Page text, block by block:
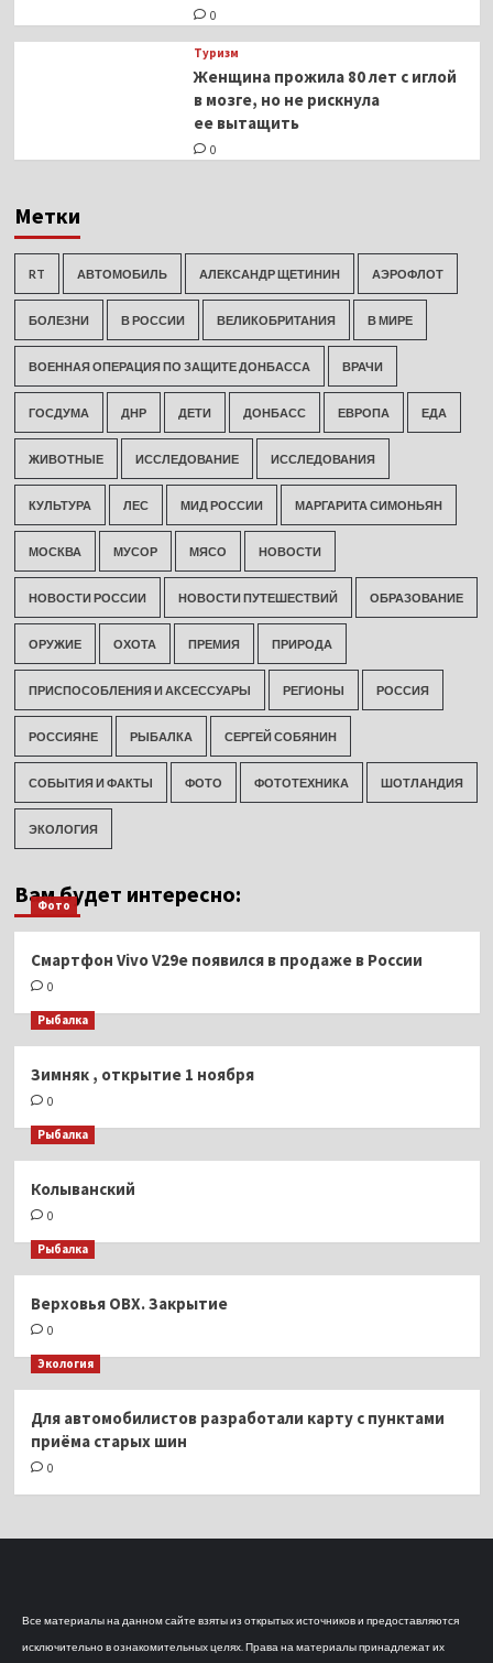
0
Туризм
Женщина прожила 80 лет с иглой
в мозге, но не рискнула
ее вытащить
0
Метки
RT АВТОМОБИЛЬ АЛЕКСАНДР ЩЕТИНИН АЭРОФЛОТ
БОЛЕЗНИ В РОССИИ ВЕЛИКОБРИТАНИЯ В МИРЕ
ВОЕННАЯ ОПЕРАЦИЯ ПО ЗАЩИТЕ ДОНБАССА ВРАЧИ
ГОСДУМА ДНР ДЕТИ ДОНБАСС ЕВРОПА ЕДА
ЖИВОТНЫЕ ИССЛЕДОВАНИЕ ИССЛЕДОВАНИЯ
КУЛЬТУРА ЛЕС МИД РОССИИ МАРГАРИТА СИМОНЬЯН
МОСКВА МУСОР МЯСО НОВОСТИ
НОВОСТИ РОССИИ НОВОСТИ ПУТЕШЕСТВИЙ ОБРАЗОВАНИЕ
ОРУЖИЕ ОХОТА ПРЕМИЯ ПРИРОДА
ПРИСПОСОБЛЕНИЯ И АКСЕССУАРЫ РЕГИОНЫ РОССИЯ
РОССИЯНЕ РЫБАЛКА СЕРГЕЙ СОБЯНИН
СОБЫТИЯ И ФАКТЫ ФОТО ФОТОТЕХНИКА ШОТЛАНДИЯ
ЭКОЛОГИЯ
Вам будет интересно:
Фото
Смартфон Vivo V29e появился в продаже в России
0
Рыбалка
Зимняк , открытие 1 ноября
0
Рыбалка
Колыванский
0
Рыбалка
Верховья ОВХ. Закрытие
0
Экология
Для автомобилистов разработали карту с пунктами
приёма старых шин
0
Все материалы на данном сайте взяты из открытых источников и предоставляются
исключительно в ознакомительных целях. Права на материалы принадлежат их